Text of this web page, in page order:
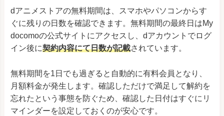
dアニメストアの無料期間は、スマホやパソコンからす
ぐに残りの日数を確認できます。無料期間の最終日はMy
docomoの公式サイトにアクセスし、dアカウントでログ
イン後に契約内容にて日数が記載されています。
無料期間を1日でも過ぎると自動的に有料会員となり、
月額料金が発生します。確認しただけで満足して解約を
忘れたという事態を防ぐため、確認した日付はすぐにリ
マインダーを設定しておくのが安心です。